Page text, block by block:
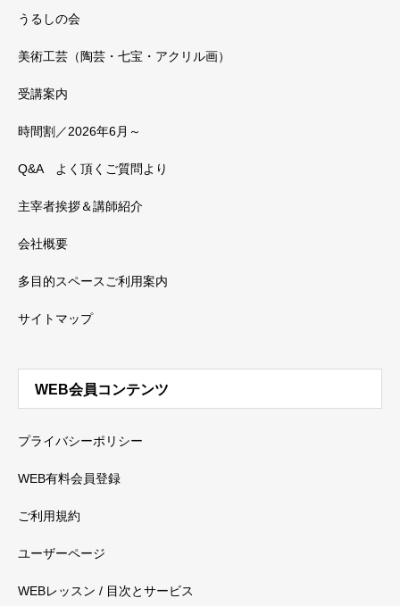
うるしの会
美術工芸（陶芸・七宝・アクリル画）
受講案内
時間割／2026年6月～
Q&A よく頂くご質問より
主宰者挨拶＆講師紹介
会社概要
多目的スペースご利用案内
サイトマップ
WEB会員コンテンツ
プライバシーポリシー
WEB有料会員登録
ご利用規約
ユーザーページ
WEBレッスン / 目次とサービス